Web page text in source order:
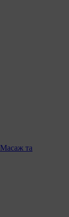
Масаж та